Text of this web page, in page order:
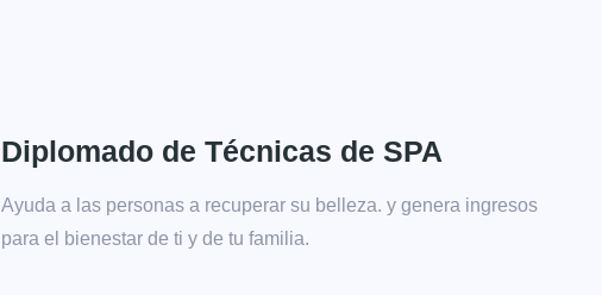
Diplomado de Técnicas de SPA
Ayuda a las personas a recuperar su belleza. y genera ingresos
para el bienestar de ti y de tu familia.